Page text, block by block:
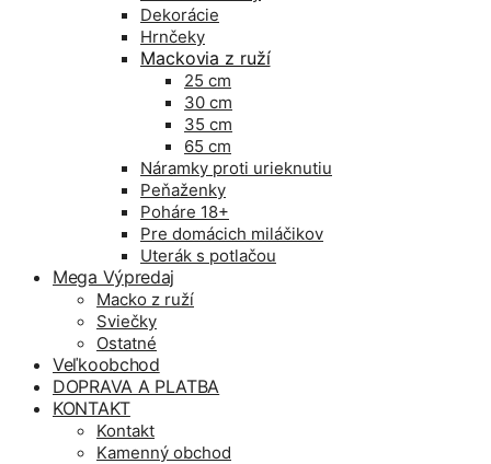
Dekorácie
Hrnčeky
Mackovia z ruží
25 cm
30 cm
35 cm
65 cm
Náramky proti urieknutiu
Peňaženky
Poháre 18+
Pre domácich miláčikov
Uterák s potlačou
Mega Výpredaj
Macko z ruží
Sviečky
Ostatné
Veľkoobchod
DOPRAVA A PLATBA
KONTAKT
Kontakt
Kamenný obchod